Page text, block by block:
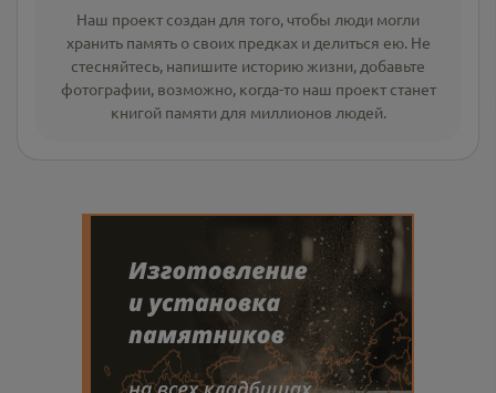
Наш проект создан для того, чтобы люди могли
хранить память о своих предках и делиться ею. Не
стесняйтесь, напишите историю жизни, добавьте
фотографии, возможно, когда-то наш проект станет
книгой памяти для миллионов людей.